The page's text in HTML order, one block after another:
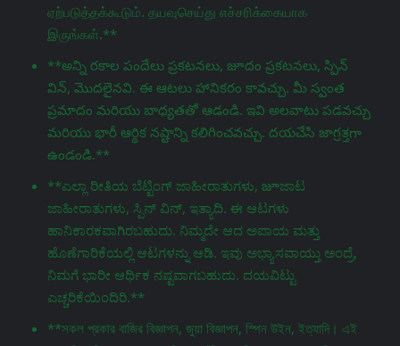
ஏற்படுத்தக்கூடும். தயவுசெய்து எச்சரிக்கையாக
இருங்கள்.**
**అన్ని రకాల పందేలు ప్రకటనలు, జూదం ప్రకటనలు, స్పిన్
విన్, మొదలైనవి. ఈ ఆటలు హానికరం కావచ్చు. మీ స్వంత
ప్రమాదం మరియు బాధ్యతతో ఆడండి. ఇవి అలవాటు పడవచ్చు
మరియు భారీ ఆర్థిక నష్టాన్ని కలిగించవచ్చు. దయచేసి జాగ్రತ್ತగా
ఉండండి.**
**ಎಲ್ಲಾ ರೀತಿಯ ಬೆಟ್ಟಿಂಗ್ ಜಾಹೀರಾತುಗಳು, జూಜಾಟ
ಜಾಹೀರಾತುಗಳು, ಸ್ಪಿನ್ ವಿನ್, ಇತ್ಯಾದಿ. ಈ ಆಟಗಳು
ಹಾನಿಕಾರಕವಾಗಿರಬಹುದು. ನಿಮ್ಮದೇ ಆದ ಅಪಾಯ ಮತ್ತು
ಹೊಣೆಗಾರಿಕೆಯಲ್ಲಿ ಆಟಗಳನ್ನು ಆಡಿ. ಇವು ಅಭ್ಯಾಸವಾಯ್ತು ಅಂದ್ರೆ,
ನಿಮಗೆ ಭಾರೀ ಆರ್ಥಿಕ ನಷ್ಟವಾಗಬಹುದು. ದಯವಿಟ್ಟು
ಎಚ್ಚರಿಕೆಯಿಂದಿರಿ.**
**সকল প্রকার বাজির বিজ্ঞাপন, জুয়া বিজ্ঞাপন, স্পিন উইন, ইত্যাদি। এই